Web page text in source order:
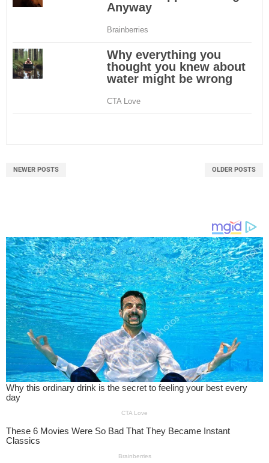
NEWER POSTS OLDER POSTS